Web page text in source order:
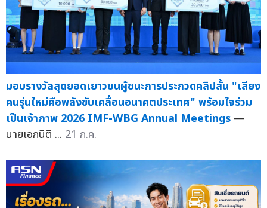
มอบรางวัลสุดยอดเยาวชนผู้ชนะการประกวดคลิปสั้น "เสียง
คนรุ่นใหม่คือพลังขับเคลื่อนอนาคตประเทศ" พร้อมใจร่วม
เป็นเจ้าภาพ 2026 IMF-WBG Annual Meetings —
นายเอกนิติ ... 21 ก.ค.